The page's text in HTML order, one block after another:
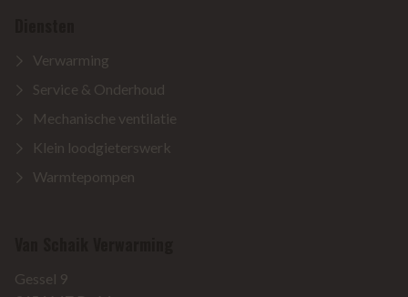
Verwarming
Service & Onderhoud
Mechanische ventilatie
Klein loodgieterswerk
Warmtepompen
Van Schaik Verwarming
Gessel 9